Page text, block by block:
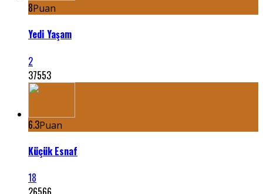
8Puan
Yedi Yaşam
2
37553
6.3Puan
Küçük Esnaf
18